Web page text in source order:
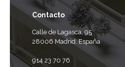
Contacto
Calle de Lagasca, 95
28006 Madrid. España
914 23 70 76